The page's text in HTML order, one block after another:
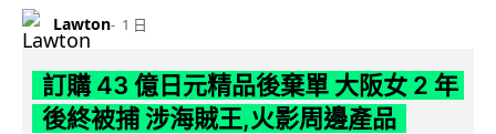
Lawton 1 日
訂購 43 億日元精品後棄單 大阪女 2 年
後終被捕 涉海賊王,火影周邊產品